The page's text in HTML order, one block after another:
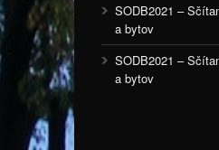
SODB2021 –
a bytov
SODB2021 –
a bytov